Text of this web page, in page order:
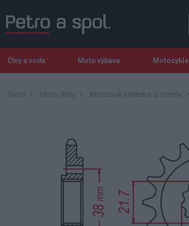
Člny a voda Moto výbava Motocykle
Úvod Moto diely Reťazové kolieska a rozety